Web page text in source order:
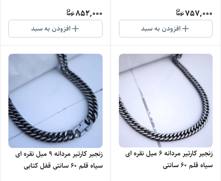
757,000
افزودن به سبد
852,000
افزودن به سبد
زنجیر کارتیر مردانه ۶ میل نقره ای
سیاه قلم 60 سانتی
زنجیر کارتیر مردانه ۹ میل نقره ای
سیاه قلم 60 سانتی قفل کتابی